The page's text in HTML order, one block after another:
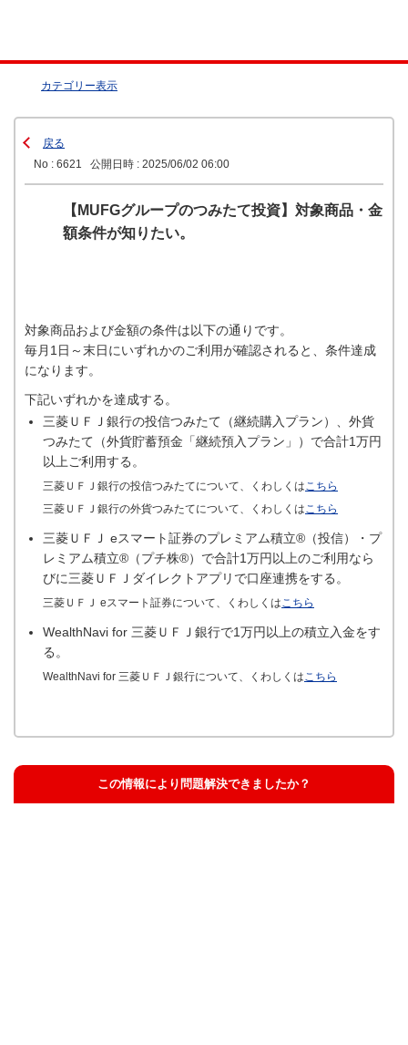
カテゴリー表示
戻る
No : 6621
公開日時 : 2025/06/02 06:00
【MUFGグループのつみたて投資】対象商品・金
額条件が知りたい。
対象商品および金額の条件は以下の通りです。
毎月1日～末日にいずれかのご利用が確認されると、条件達成
になります。
下記いずれかを達成する。
三菱ＵＦＪ銀行の投信つみたて（継続購入プラン）、外貨
つみたて（外貨貯蓄預金「継続預入プラン」）で合計1万円
以上ご利用する。
三菱ＵＦＪ銀行の投信つみたてについて、くわしくは こちら
三菱ＵＦＪ銀行の外貨つみたてについて、くわしくは こちら
三菱ＵＦＪ eスマート証券のプレミアム積立®（投信）・プ
レミアム積立®（プチ株®）で合計1万円以上のご利用なら
びに三菱ＵＦＪダイレクトアプリで口座連携をする。
三菱ＵＦＪ eスマート証券について、くわしくは こちら
WealthNavi for 三菱ＵＦＪ銀行で1万円以上の積立入金をす
る。
WealthNavi for 三菱ＵＦＪ銀行について、くわしくは こちら
この情報により問題解決できましたか？